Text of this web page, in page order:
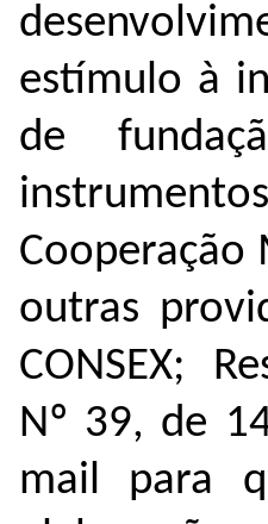
estímulo à
de
Cooperação
outras
CONSEX;
Nº 39, de
mail para